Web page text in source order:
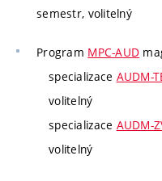
semestr, volitelný
Program MPC-AUD
specializace AUDM-
volitelný
specializace AUDM-
volitelný